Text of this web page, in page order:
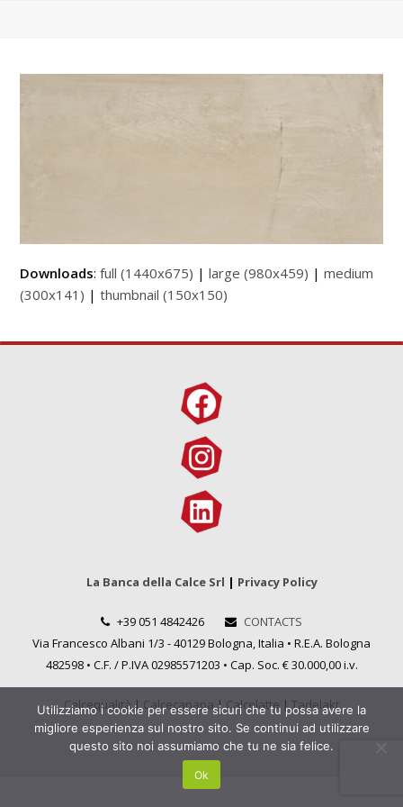
Downloads:full (1440x675) |large (980x459) |medium
(300x141) |thumbnail (150x150)
La Banca della Calce Srl | Privacy Policy
+39 051 4842426
CONTACTS
Via Francesco Albani 1/3 - 40129 Bologna, Italia • R.E.A. Bologna
482598 • C.F. / P.IVA 02985571203 • Cap. Soc. € 30.000,00 i.v.
Calcequalità|Calcecanapa|Calcelatte|Tadelakt
Utilizziamo i cookie per essere sicuri che tu possa avere la
migliore esperienza sul nostro sito. Se continui ad utilizzare
questo sito noi assumiamo che tu ne sia felice.
Ok